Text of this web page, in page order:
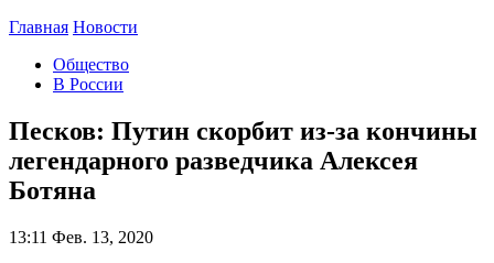
Главная Новости
Общество
В России
Песков: Путин скорбит из-за кончины
легендарного разведчика Алексея
Ботяна
13:11 Фев. 13, 2020